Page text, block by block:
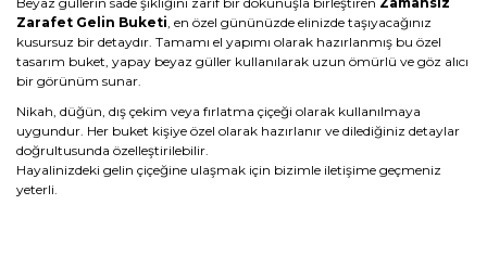
Zarafet Gelin Buketi, en özel gününüzde elinizde taşıyacağınız
kusursuz bir detaydır. Tamamı el yapımı olarak hazırlanmış bu özel
tasarım buket, yapay beyaz güller kullanılarak uzun ömürlü ve göz alıcı
bir görünüm sunar.
Nikah, düğün, dış çekim veya fırlatma çiçeği olarak kullanılmaya
uygundur. Her buket kişiye özel olarak hazırlanır ve dilediğiniz detaylar
doğrultusunda özelleştirilebilir.
Hayalinizdeki gelin çiçeğine ulaşmak için bizimle iletişime geçmeniz
yeterli.